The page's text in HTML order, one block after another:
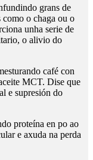
grans de
como o chaga ou o
unha serie de
o alivio do
café con
MCT. Dise que
e supresión do
proteína en po ao
e axuda na perda